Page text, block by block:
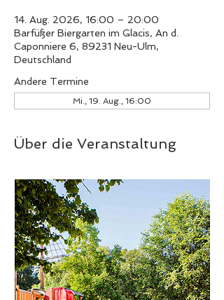
14. Aug. 2026, 16:00 – 20:00
Barfüßer Biergarten im Glacis, An d.
Caponniere 6, 89231 Neu-Ulm,
Deutschland
Andere Termine
Mi., 19. Aug., 16:00
Über die Veranstaltung